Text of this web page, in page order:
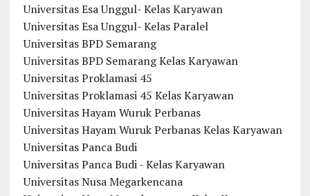
Universitas Esa Unggul- Kelas Karyawan
Universitas Esa Unggul- Kelas Paralel
Universitas BPD Semarang
Universitas BPD Semarang Kelas Karyawan
Universitas Proklamasi 45
Universitas Proklamasi 45 Kelas Karyawan
Universitas Hayam Wuruk Perbanas
Universitas Hayam Wuruk Perbanas Kelas Karyawan
Universitas Panca Budi
Universitas Panca Budi - Kelas Karyawan
Universitas Nusa Megarkencana